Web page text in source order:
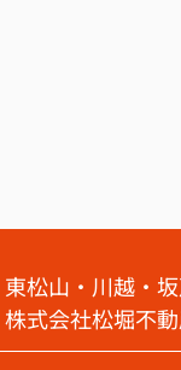
東松山・川越・
株式会社松堀不